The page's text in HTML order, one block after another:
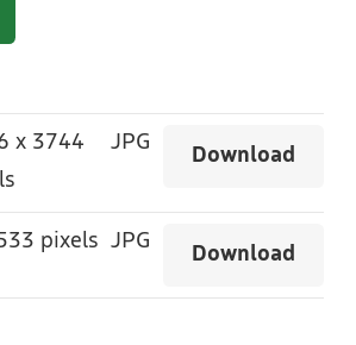
x 3744
JPG
Download
pixels JPG
Download